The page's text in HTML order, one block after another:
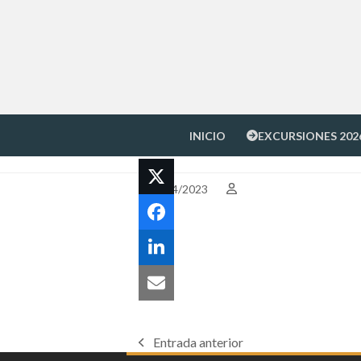
INICIO EXCURSIONES
26/04/2023
previous
Entrada anterior